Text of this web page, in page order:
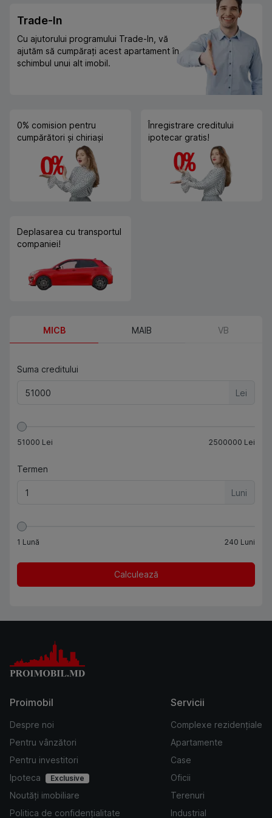
Trade-In
Cu ajutorului programului Trade-In, vă
ajutăm să cumpărați acest apartament în
schimbul unui alt imobil.
0% comision pentru
cumpărători și chiriași
Înregistrare creditului
ipotecar gratis!
Deplasarea cu transportul
companiei!
MICB MAIB VB
Suma creditului
Lei
51000 Lei 2500000 Lei
Termen
Luni
1 Lună 240 Luni
Calculează
Proimobil
Despre noi
Pentru vânzători
Pentru investitori
Ipoteca
Exclusive
Noutăți imobiliare
Politica de confidențialitate
Servicii
Complexe rezidențiale
Apartamente
Case
Oficii
Terenuri
Industrial